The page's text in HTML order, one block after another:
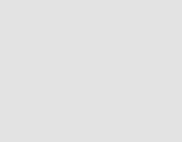
am Taunus